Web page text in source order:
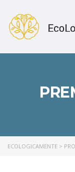
ECOLOGICAMENTE >